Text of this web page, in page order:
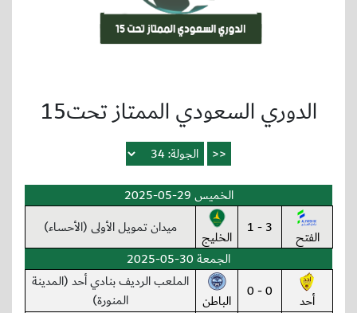
الدوري السعودي الممتاز تحت15
الخميس 29-05-2025
الفتح 3 - 1 الخليج
ميدان تمويل الأولى (الأحساء)
الجمعة 30-05-2025
أحد 0 - 0 الباطن
الملعب الرديف بنادي أحد (المدينة
المنورة)